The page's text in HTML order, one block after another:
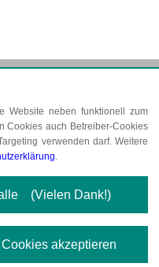
KARRIERE
Website neben funktionell zum
Cookies auch Betreiber-Cookies
verwenden darf. Weitere
.
(Vielen Dank!)
akzeptieren